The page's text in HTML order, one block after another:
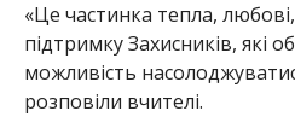
«Це частинка тепла,
підтримку Захисників, які
можливість
розповіли вчителі.